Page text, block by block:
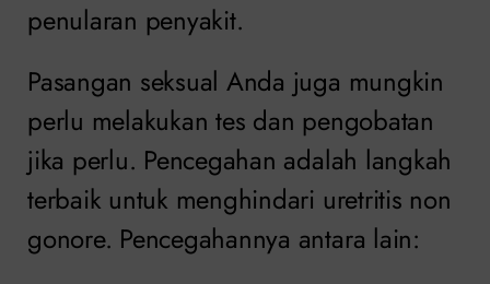
penularan penyakit.
Pasangan seksual Anda juga mungkin
perlu melakukan tes dan pengobatan
jika perlu. Pencegahan adalah langkah
terbaik untuk menghindari uretritis non
gonore. Pencegahannya antara lain: